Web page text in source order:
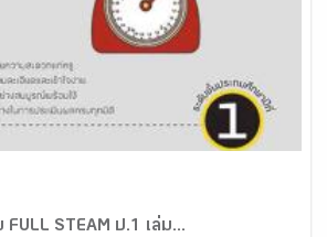
STEAM ป.1 เล่ม...